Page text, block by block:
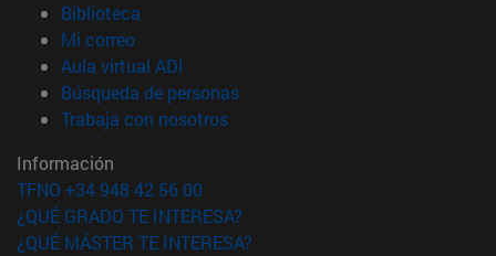
Biblioteca
Mi correo(abre en nueva ventana)
Aula virtual ADI
Búsqueda de personas(abre en nueva ventana)
Trabaja con nosotros(abre en nueva ventana)
Información
TFNO +34 948 42 56 00
¿QUÉ GRADO TE INTERESA?
¿QUÉ MÁSTER TE INTERESA?